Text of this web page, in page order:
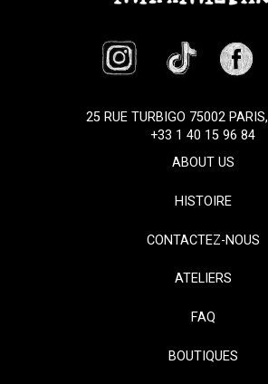
25 RUE TURBIGO 75002
+33 1 40 15 96 84
ABOUT US
HISTOIRE
CONTACTEZ-NOUS
ATELIERS
FAQ
BOUTIQUES